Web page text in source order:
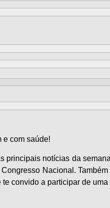
e com saúde!
principais notícias da
Nacional.
convido a participar de